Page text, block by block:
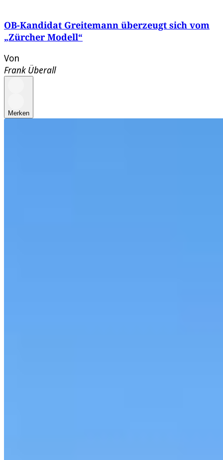
OB-Kandidat Greitemann überzeugt sich vom
„Zürcher Modell“
Von
Frank Überall
Merken